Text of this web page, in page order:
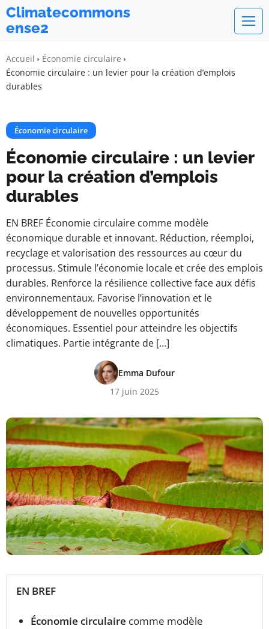
Climatecommons
ense2
Accueil
Économie circulaire
Économie circulaire : un levier pour la création d’emplois
durables
Économie circulaire
Économie circulaire : un levier
pour la création d’emplois
durables
EN BREF Économie circulaire comme modèle
économique durable et innovant. Réduction, réemploi,
recyclage et valorisation des ressources au cœur du
processus. Stimule l’économie locale et crée des emplois
durables. Renforce la résilience collective face aux défis
environnementaux. Favorise l’innovation et le
développement de nouvelles opportunités
économiques. Essentiel pour atteindre les objectifs
climatiques. Partie intégrante de […]
Emma Dufour
17 juin 2025
EN BREF
Économie circulaire comme modèle